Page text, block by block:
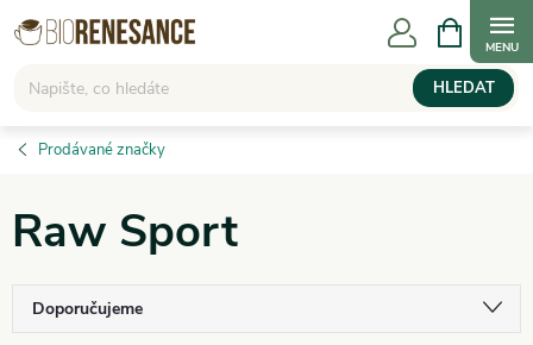
Přejít
na
HLEDAT
NÁKUPNÍ
KOŠÍK
Prodávané značky
Raw Sport
Ř
Doporučujeme